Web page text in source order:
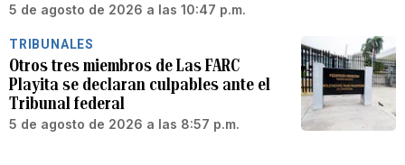
5 de agosto de 2026 a las 10:47 p.m.
TRIBUNALES
Otros tres miembros de Las FARC
Playita se declaran culpables ante el
Tribunal federal
5 de agosto de 2026 a las 8:57 p.m.